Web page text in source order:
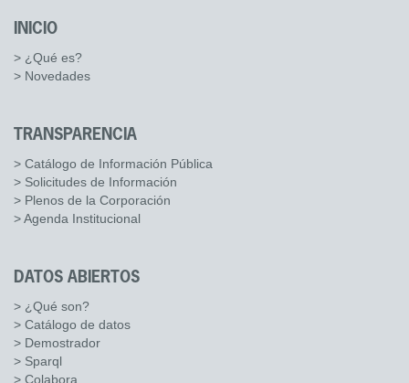
INICIO
> ¿Qué es?
> Novedades
TRANSPARENCIA
> Catálogo de Información Pública
> Solicitudes de Información
> Plenos de la Corporación
> Agenda Institucional
DATOS ABIERTOS
> ¿Qué son?
> Catálogo de datos
> Demostrador
> Sparql
> Colabora